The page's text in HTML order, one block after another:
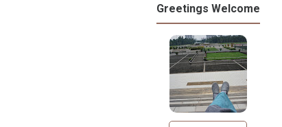
Greetings Welcome